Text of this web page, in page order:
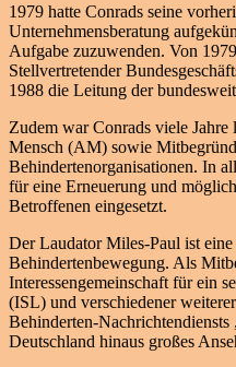
1979 hatte Conrads seine
Unternehmensberatung
Aufgabe zuzuwenden. Von
Stellvertretender
1988 die Leitung der
Zudem war Conrads viele
Mensch (AM) sowie
Behindertenorganisationen. In
für eine Erneuerung und
Betroffenen eingesetzt.
Der Laudator Miles-Paul ist
Behindertenbewegung. Als
Interessengemeinschaft für ein
(ISL) und verschiedener
Behinderten-
Deutschland hinaus großes